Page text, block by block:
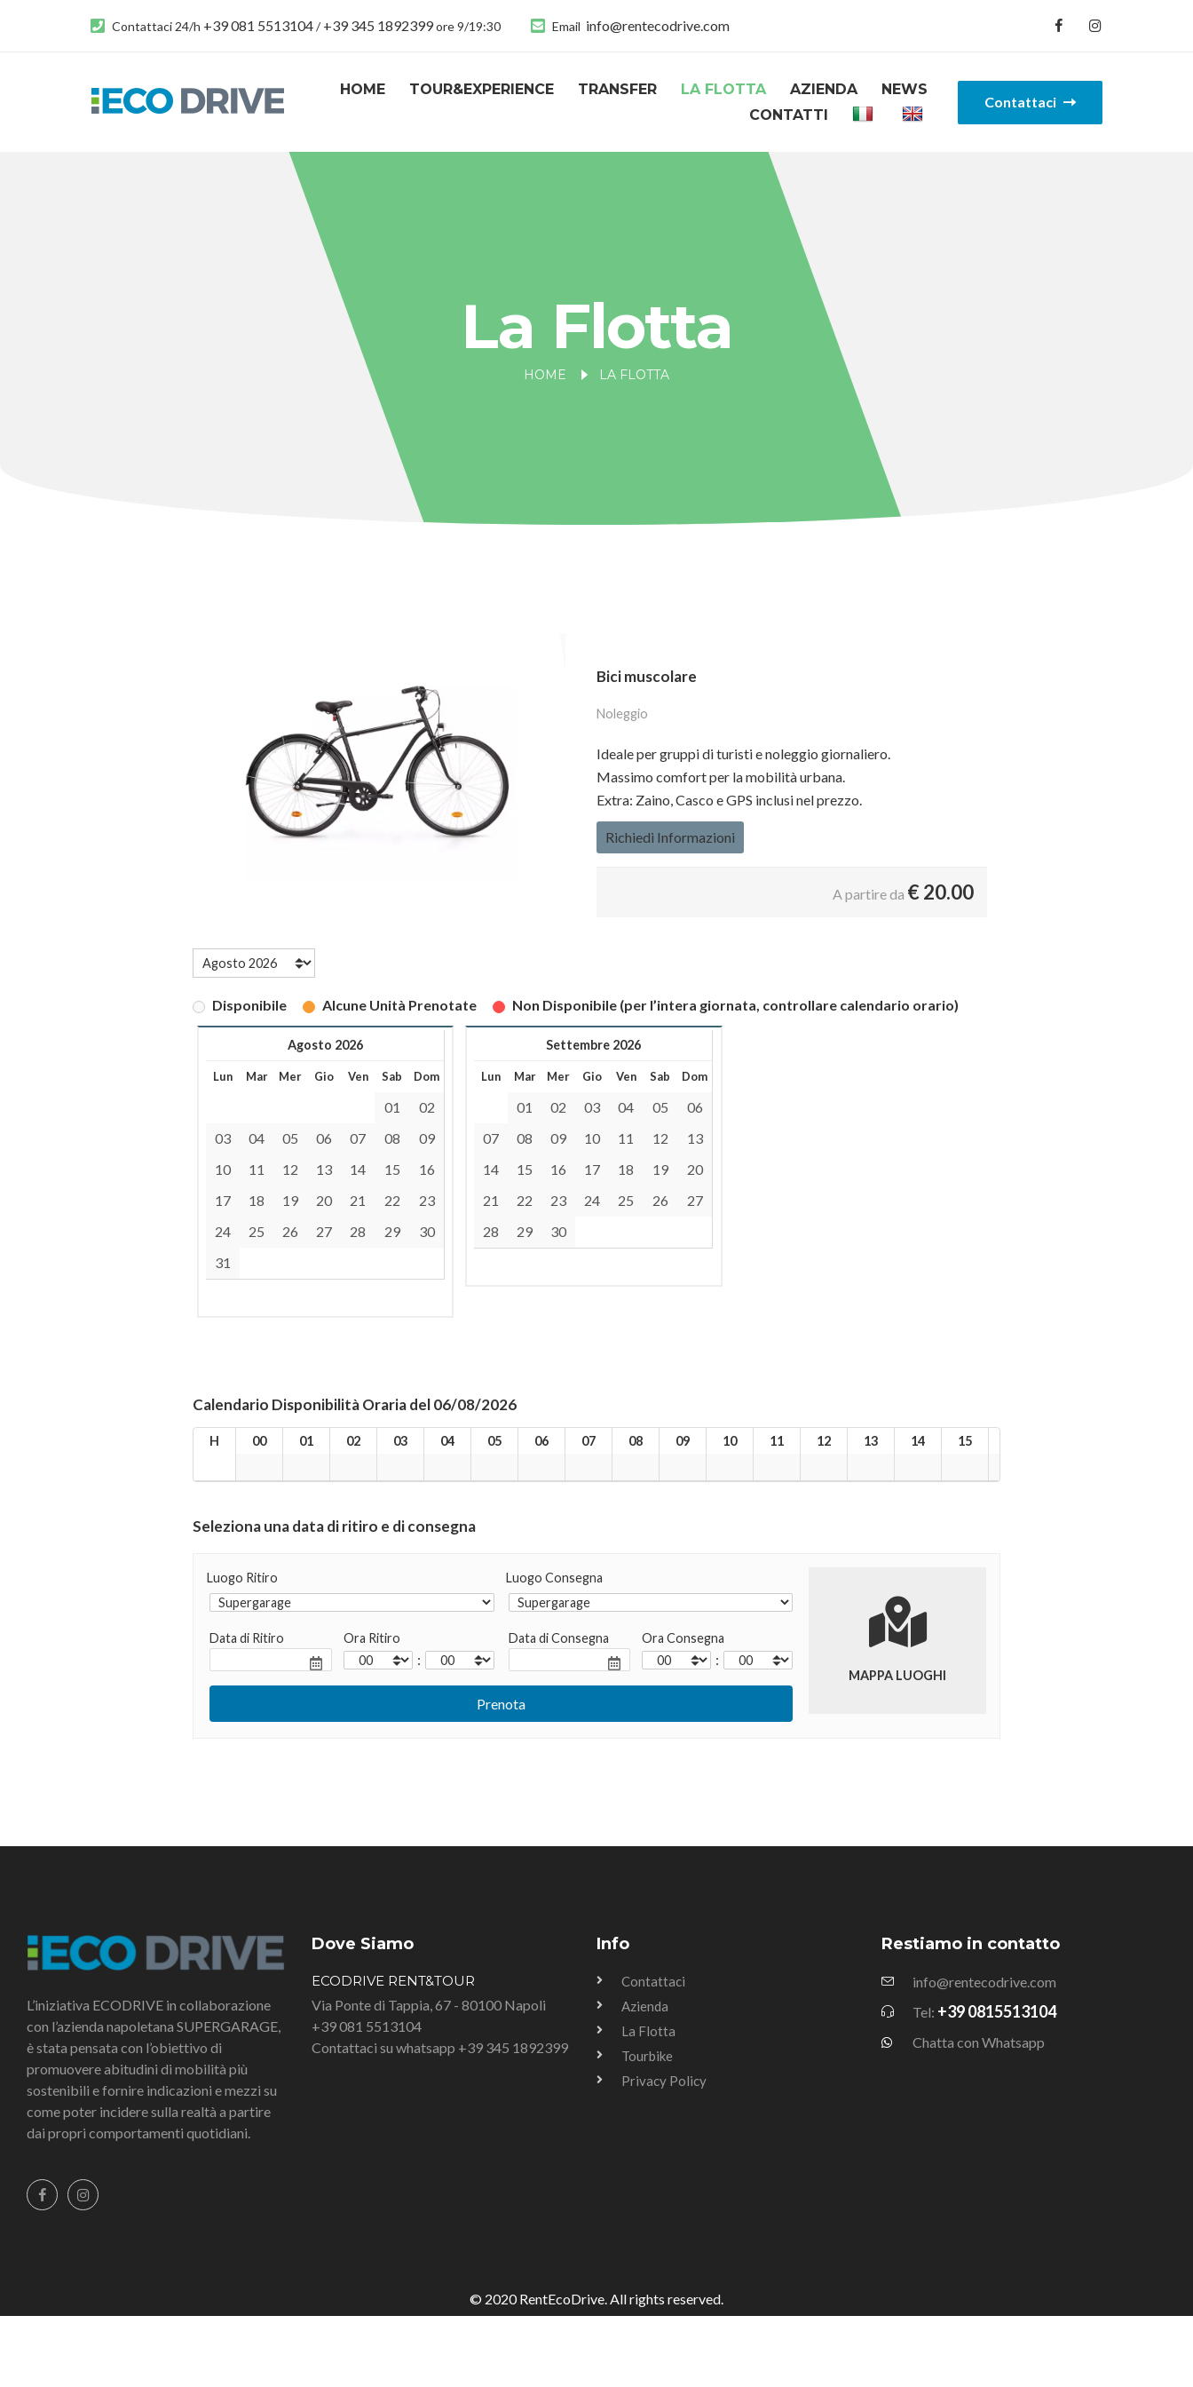
Contattaci 24/h +39 081 5513104/+39 345 1892399ore 9/19:30 Email info@rentecodrive.com
HOME TOUR&EXPERIENCE TRANSFER LA FLOTTA AZIENDA
NEWS
CONTATTI
Contattaci
La Flotta
HOME LA FLOTTA
Bici muscolare
Noleggio
Ideale per gruppi di turisti e noleggio giornaliero.
Massimo comfort per la mobilità urbana.
Extra: Zaino, Casco e GPS inclusi nel prezzo.
Richiedi Informazioni
A partire da €20.00
Disponibile Alcune Unità Prenotate Non Disponibile (per l’intera giornata, controllare calendario orario)
Agosto 2026
Lun Mar Mer Gio Ven Sab Dom
01
02
03
04 05 06 07 08
09
10
11 12 13 14 15
16
17
18 19 20 21 22
23
24
25 26 27 28 29
30
31
Settembre 2026
Lun Mar Mer Gio Ven Sab Dom
01 02 03 04 05
06
07
08 09 10 11 12
13
14
15 16 17 18 19
20
21
22 23 24 25 26
27
28
29 30
Calendario Disponibilità Oraria del 06/08/2026
H 00 01 02 03 04 05 06 07 08 09 10 11 12 13 14 15
Seleziona una data di ritiro e di consegna
Luogo Ritiro Luogo Consegna
Data di Ritiro Ora Ritiro
:
Data di Consegna Ora Consegna
:
MAPPA LUOGHI
L’iniziativa ECODRIVE in collaborazione
con l’azienda napoletana SUPERGARAGE,
è stata pensata con l’obiettivo di
promuovere abitudini di mobilità più
sostenibili e fornire indicazioni e mezzi su
come poter incidere sulla realtà a partire
dai propri comportamenti quotidiani.
Dove Siamo
ECODRIVE RENT&TOUR
Via Ponte di Tappia, 67 - 80100 Napoli
+39 081 5513104
Contattaci su whatsapp +39 345 1892399
Info
Contattaci
Azienda
La Flotta
Tourbike
Privacy Policy
Restiamo in contatto
info@rentecodrive.com
Tel: +39 0815513104
Chatta con Whatsapp
© 2020 RentEcoDrive. All rights reserved.